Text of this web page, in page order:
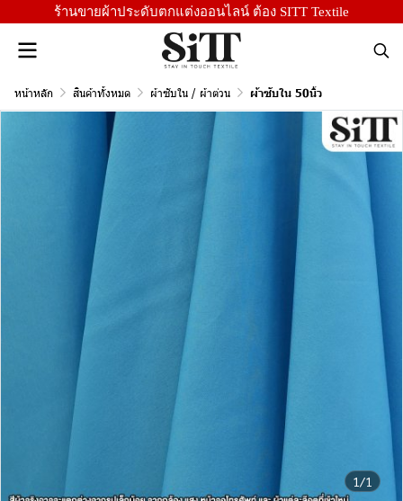
ร้านขายผ้าประดับตกแต่งออนไลน์ ต้อง SITT Textile
หน้าหลัก สินค้าทั้งหมด ผ้าซับใน / ผ้าต่วน ผ้าซับใน 50นิ้ว
1/1